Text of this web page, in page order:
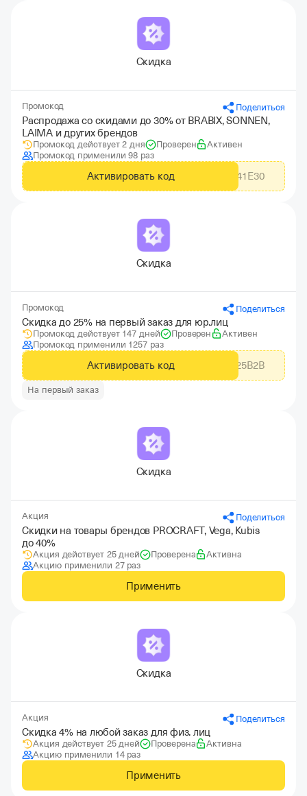
Скидка
Промокод Поделиться
Распродажа со скидами до 30% от BRABIX, SONNEN,
LAIMA и других брендов
Промокод действует 2 дня Проверен
Активен
Промокод применили 98 раз
Активировать код 30S41E30
Скидка
Промокод Поделиться
Скидка до 25% на первый заказ для юр.лиц
Промокод действует 147 дней Проверен
Активен
Промокод применили 1257 раз
Активировать код EWN25B2B
На первый заказ
Скидка
Акция Поделиться
Скидки на товары брендов PROCRAFT, Vega, Kubis
до 40%
Акция действует 25 дней Проверена
Активна
Акцию применили 27 раз
Применить
Скидка
Акция Поделиться
Скидка 4% на любой заказ для физ. лиц
Акция действует 25 дней Проверена
Активна
Акцию применили 14 раз
Применить